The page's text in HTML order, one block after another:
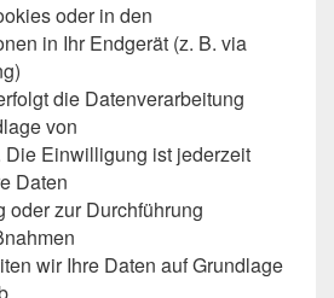
oder in den
in Ihr Endgerät (z. B. via
die Datenverarbeitung
von
Die Einwilligung ist jederzeit
Daten
oder zur Durchführung
wir Ihre Daten auf Grundlage